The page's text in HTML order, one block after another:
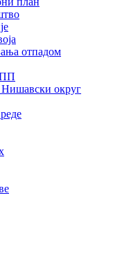
отпадом
Нишавски округ